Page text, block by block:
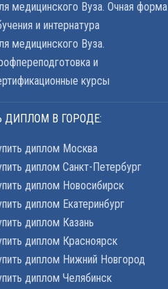
медицинского Вуза. Очная форма
и интернатура
медицинского Вуза.
и
курсы
ДИПЛОМ В ГОРОДЕ:
диплом Москва
диплом Санкт-Петербург
диплом Новосибирск
диплом Екатеринбург
диплом Казань
диплом Красноярск
диплом Нижний Новгород
диплом Челябинск